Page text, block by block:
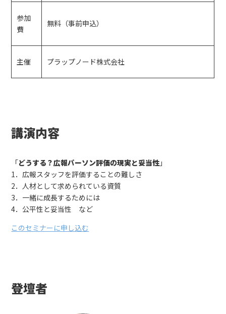
参加
費
無料（事前申込）
主催 プラップノード株式会社
講演内容
「どうする？広報パーソン評価の現実と妥当性」
1．広報スタッフを評価することの難しさ
2．人材として求められている資質
3．一緒に成長するためには
4．公平性と妥当性 など
このセミナーに申し込む
登壇者